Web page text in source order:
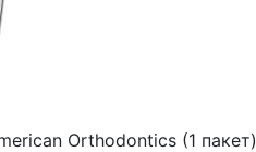
Orthodontics (1 пакет)